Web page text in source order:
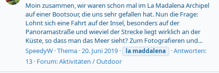
Moin zusammen, wir waren schon mal im La Madalena Archipel
auf einer Bootsour, die uns sehr gefallen hat. Nun die Frage:
Lohnt sich eine Fahrt auf der Insel, besonders auf der
Panoramastraße und wieviel der Strecke liegt wirklich an der
Küste, so dass man das Meer sieht? Zum Fotografieren und...
SpeedyW Thema 20. Juni 2019 la maddalena
Antworten:
13 Forum:Aktivitäten / Outdoor